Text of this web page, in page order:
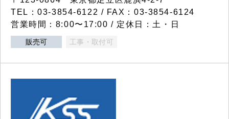
TEL：03-3854-6122 / FAX：03-3854-6124
営業時間：8:00〜17:00 / 定休日：土・日
販売可 工事・取付可